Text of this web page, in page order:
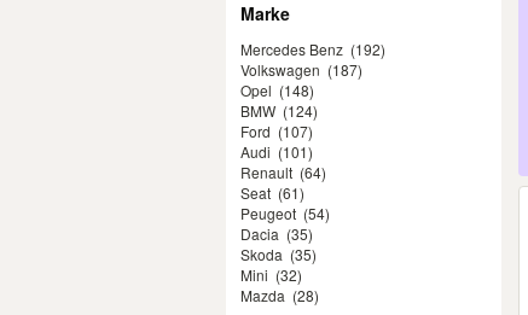
Marke
Mercedes Benz (192)
Volkswagen (187)
Opel (148)
BMW (124)
Ford (107)
Audi (101)
Renault (64)
Seat (61)
Peugeot (54)
Dacia (35)
Skoda (35)
Mini (32)
Mazda (28)